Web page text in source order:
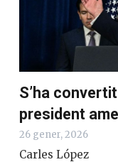
S’ha
president
26 gener, 2026
Carles López